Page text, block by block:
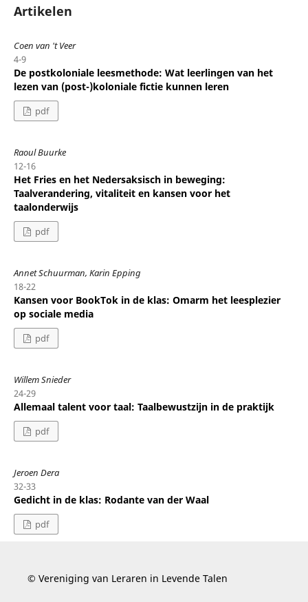
Artikelen
Coen van 't Veer
4-9
De postkoloniale leesmethode: Wat leerlingen van het
lezen van (post-)koloniale fictie kunnen leren
pdf
Raoul Buurke
12-16
Het Fries en het Nedersaksisch in beweging:
Taalverandering, vitaliteit en kansen voor het
taalonderwijs
pdf
Annet Schuurman, Karin Epping
18-22
Kansen voor BookTok in de klas: Omarm het leesplezier
op sociale media
pdf
Willem Snieder
24-29
Allemaal talent voor taal: Taalbewustzijn in de praktijk
pdf
Jeroen Dera
32-33
Gedicht in de klas: Rodante van der Waal
pdf
© Vereniging van Leraren in Levende Talen